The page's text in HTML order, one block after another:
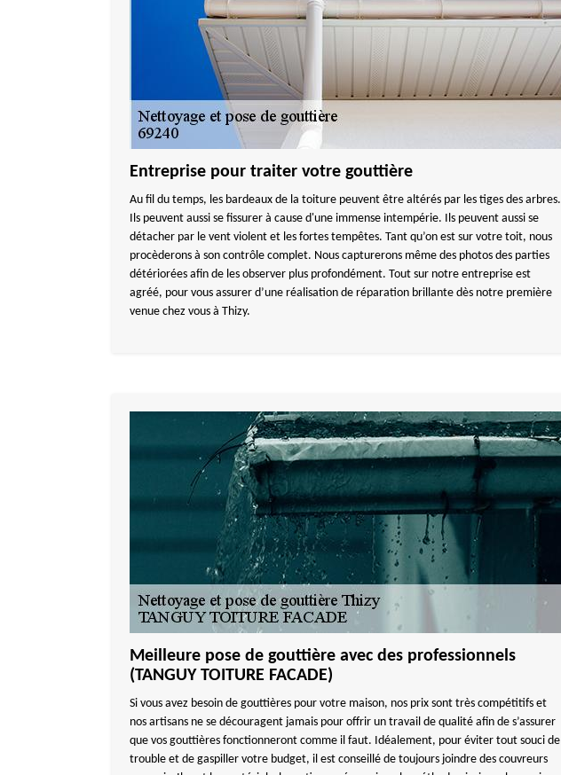
Entreprise pour traiter votre gouttière
Au fil du temps, les bardeaux de la toiture peuvent être altérés par les tiges des arbres.
Ils peuvent aussi se fissurer à cause d'une immense intempérie. Ils peuvent aussi se
détacher par le vent violent et les fortes tempêtes. Tant qu’on est sur votre toit, nous
procèderons à son contrôle complet. Nous capturerons même des photos des parties
détériorées afin de les observer plus profondément. Tout sur notre entreprise est
agréé, pour vous assurer d’une réalisation de réparation brillante dès notre première
venue chez vous à Thizy.
Meilleure pose de gouttière avec des professionnels
(TANGUY TOITURE FACADE)
Si vous avez besoin de gouttières pour votre maison, nos prix sont très compétitifs et
nos artisans ne se découragent jamais pour offrir un travail de qualité afin de s’assurer
que vos gouttières fonctionneront comme il faut. Idéalement, pour éviter tout souci de
trouble et de gaspiller votre budget, il est conseillé de toujours joindre des couvreurs